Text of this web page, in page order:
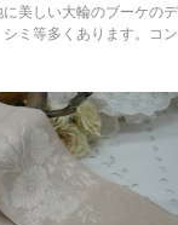
美しい大輪のブーケの
シミ等多くあります。